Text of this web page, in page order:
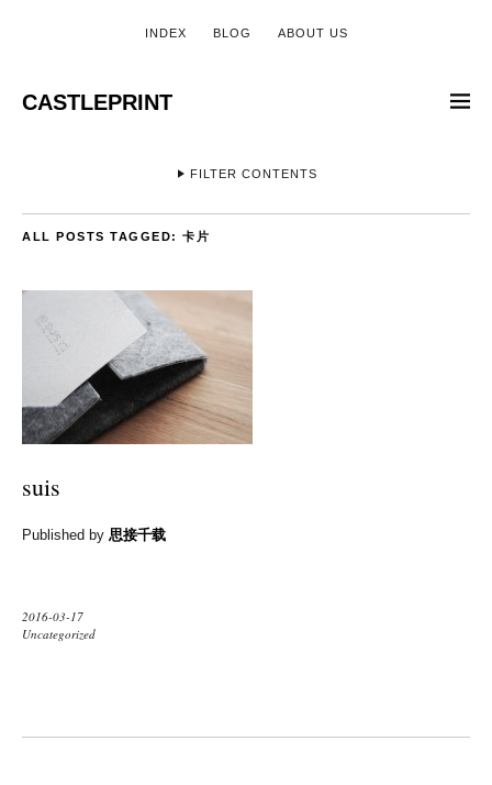
INDEX BLOG ABOUT US
CASTLEPRINT
FILTER CONTENTS
ALL POSTS TAGGED: 卡片
suis
Published by 思接千载
2016-03-17
Uncategorized